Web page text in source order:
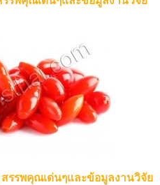
สรรพคุณเด่นๆและข้อมูลงานวิจัย